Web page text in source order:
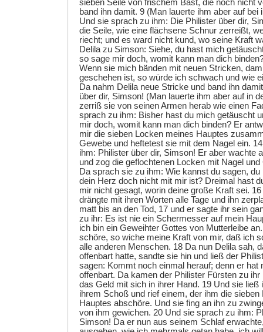
sieben Seile von frischem Bast, die noch nicht
band ihn damit. 9 (Man lauerte ihm aber auf bei
Und sie sprach zu ihm: Die Philister über dir,
die Seile, wie eine flächsene Schnur zerreißt,
riecht; und es ward nicht kund, wo seine Kraft
Delila zu Simson: Siehe, du hast mich
so sage mir doch, womit kann man dich
Wenn sie mich bänden mit neuen Stricken,
geschehen ist, so würde ich schwach und wie
Da nahm Delila neue Stricke und band ihn
über dir, Simson! (Man lauerte ihm aber auf in
zerriß sie von seinen Armen herab wie einen
sprach zu ihm: Bisher hast du mich getäuscht
mir doch, womit kann man dich binden? Er
mir die sieben Locken meines Hauptes
Gewebe und heftetest sie mit dem Nagel ein.
ihm: Philister über dir, Simson! Er aber wachte
und zog die geflochtenen Locken mit Nagel
Da sprach sie zu ihm: Wie kannst du sagen,
dein Herz doch nicht mit mir ist? Dreimal hast
mir nicht gesagt, worin deine große Kraft sei.
drängte mit ihren Worten alle Tage und ihn
matt bis an den Tod, 17 und er sagte ihr sein
zu ihr: Es ist nie ein Schermesser auf mein
ich bin ein Geweihter Gottes von Mutterleibe
schöre, so wiche meine Kraft von mir, daß ich
alle anderen Menschen. 18 Da nun Delila sah,
offenbart hatte, sandte sie hin und ließ der
sagen: Kommt noch einmal herauf; denn er hat
offenbart. Da kamen der Philister Fürsten zu ihr
das Geld mit sich in ihrer Hand. 19 Und sie ließ
ihrem Schoß und rief einem, der ihm die sieben
Hauptes abschöre. Und sie fing an ihn zu
von ihm gewichen. 20 Und sie sprach zu ihm:
Simson! Da er nun aus seinem Schlaf